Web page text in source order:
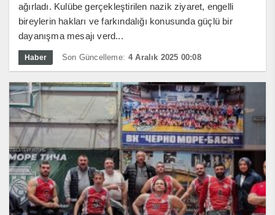
ağırladı. Kulübe gerçekleştirilen nazik ziyaret, engelli
bireylerin hakları ve farkındalığı konusunda güçlü bir
dayanışma mesajı verd...
Haber Son Güncelleme: 4 Aralık 2025 00:08